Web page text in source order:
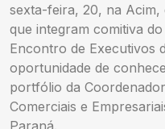
sexta-feira, 20, na Acim,
que integram comitiva
Encontro de Executivos
oportunidade de
portfólio da
Comerciais e
Paraná.